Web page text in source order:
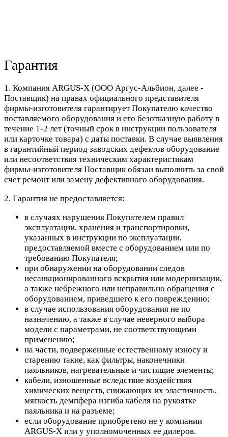
Гарантия
1. Компания ARGUS-X (ООО Аргус-Альбион, далее -
Поставщик) на правах официального представителя
фирмы-изготовителя гарантирует Покупателю качество
поставляемого оборудования и его безотказную работу в
течение 1-2 лет (точный срок в инструкции пользователя
или карточке товара) с даты поставки. В случае выявления
в гарантийный период заводских дефектов оборудование
или несоответствия техническим характеристикам
фирмы-изготовителя Поставщик обязан выполнить за свой
счет ремонт или замену дефективного оборудования.
2. Гарантия не предоставляется:
в случаях нарушения Покупателем правил
эксплуатации, хранения и транспортировки,
указанных в инструкции по эксплуатации,
предоставляемой вместе с оборудованием или по
требованию Покупателя;
при обнаружении на оборудовании следов
несанкционированного вскрытия или модернизации,
а также небрежного или неправильно обращения с
оборудованием, приведшего к его повреждению;
в случае использования оборудования не по
назначению, а также в случае неверного выбора
модели с параметрами, не соответствующими
применению;
на части, подверженные естественному износу и
старению такие, как фильтры, наконечники
паяльников, нагревательные и чистящие элементы;
кабели, изношенные вследствие воздействия
химических веществ, снижающих их эластичность,
мягкость демпфера изгиба кабеля на рукоятке
паяльника и на разъеме;
если оборудование приобретено не у компании
ARGUS-X или у уполномоченных ее дилеров.